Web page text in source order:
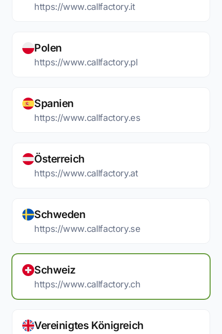
https://www.callfactory.it
Polen
https://www.callfactory.pl
Spanien
https://www.callfactory.es
Österreich
https://www.callfactory.at
Schweden
https://www.callfactory.se
Schweiz
https://www.callfactory.ch
Vereinigtes Königreich